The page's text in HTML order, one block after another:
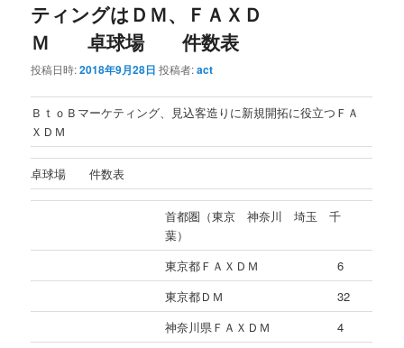
ティングはＤＭ、ＦＡＸＤ
Ｍ 卓球場 件数表
投稿日時:2018年9月28日 投稿者:act
ＢｔｏＢマーケティング、見込客造りに新規開拓に役立つＦＡ
ＸＤＭ
卓球場 件数表
首都圏（東京 神奈川 埼玉 千
葉）
東京都ＦＡＸＤＭ
6
東京都ＤＭ
32
神奈川県ＦＡＸＤＭ
4